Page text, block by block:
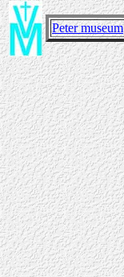
Peter museum